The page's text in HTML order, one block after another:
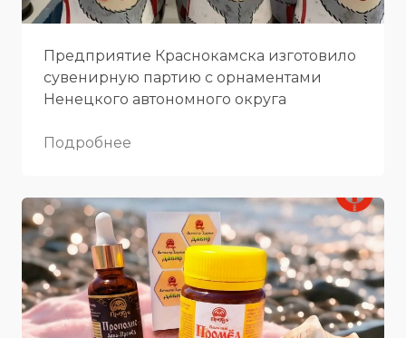
Предприятие Краснокамска изготовило
сувенирную партию с орнаментами
Ненецкого автономного округа
Подробнее